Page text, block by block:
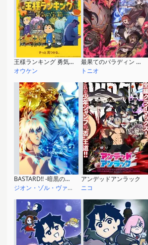
王様ランキング 勇気の宝箱
オウケン
最果てのパラディン 鉄錆の山の王
トニオ
BASTARD!! -暗黒の破壊神- 地獄の鎮魂歌編
ジオン・ゾル・ヴァンデンヴァーグ
アンデッドアンラック
ニコ